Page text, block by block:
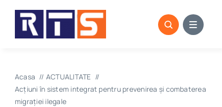
content
Acasa
ACTUALITATE
Acțiuni în sistem integrat pentru prevenirea și combaterea
migrației ilegale